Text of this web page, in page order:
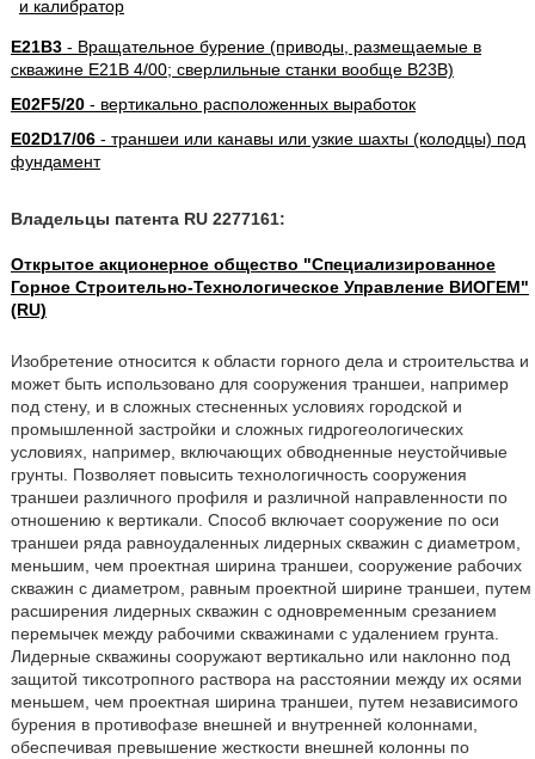
E21B3- Вращательное бурение (приводы, размещаемые в
скважине E21B 4/00; сверлильные станки вообще B23B)
E02F5/20- вертикально расположенных выработок
E02D17/06- траншеи или канавы или узкие шахты (колодцы) под
фундамент
Владельцы патента RU 2277161:
Открытое акционерное общество "Специализированное
Горное Строительно-Технологическое Управление ВИОГЕМ"
(RU)
Изобретение относится к области горного дела и строительства и
может быть использовано для сооружения траншеи, например
под стену, и в сложных стесненных условиях городской и
промышленной застройки и сложных гидрогеологических
условиях, например, включающих обводненные неустойчивые
грунты. Позволяет повысить технологичность сооружения
траншеи различного профиля и различной направленности по
отношению к вертикали. Способ включает сооружение по оси
траншеи ряда равноудаленных лидерных скважин с диаметром,
меньшим, чем проектная ширина траншеи, сооружение рабочих
скважин с диаметром, равным проектной ширине траншеи, путем
расширения лидерных скважин с одновременным срезанием
перемычек между рабочими скважинами с удалением грунта.
Лидерные скважины сооружают вертикально или наклонно под
защитой тиксотропного раствора на расстоянии между их осями
меньшем, чем проектная ширина траншеи, путем независимого
бурения в противофазе внешней и внутренней колоннами,
обеспечивая превышение жесткости внешней колонны по